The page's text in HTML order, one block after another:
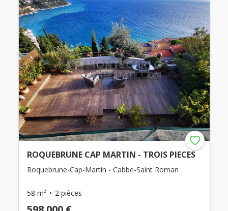
ROQUEBRUNE CAP MARTIN - TROIS PIECES
Roquebrune-Cap-Martin - Cabbe-Saint Roman
58 m² 2 pièces